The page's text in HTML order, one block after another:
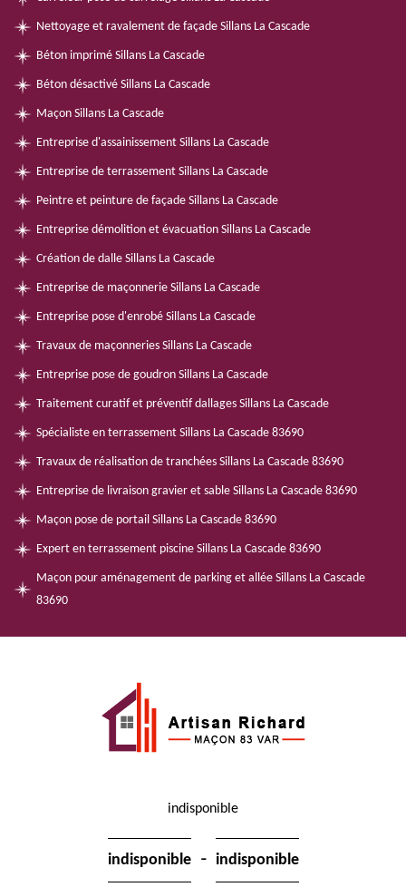
Nettoyage et ravalement de façade Sillans La Cascade
Béton imprimé Sillans La Cascade
Béton désactivé Sillans La Cascade
Maçon Sillans La Cascade
Entreprise d'assainissement Sillans La Cascade
Entreprise de terrassement Sillans La Cascade
Peintre et peinture de façade Sillans La Cascade
Entreprise démolition et évacuation Sillans La Cascade
Création de dalle Sillans La Cascade
Entreprise de maçonnerie Sillans La Cascade
Entreprise pose d'enrobé Sillans La Cascade
Travaux de maçonneries Sillans La Cascade
Entreprise pose de goudron Sillans La Cascade
Traitement curatif et préventif dallages Sillans La Cascade
Spécialiste en terrassement Sillans La Cascade 83690
Travaux de réalisation de tranchées Sillans La Cascade 83690
Entreprise de livraison gravier et sable Sillans La Cascade 83690
Maçon pose de portail Sillans La Cascade 83690
Expert en terrassement piscine Sillans La Cascade 83690
Maçon pour aménagement de parking et allée Sillans La Cascade
83690
indisponible
indisponible - indisponible